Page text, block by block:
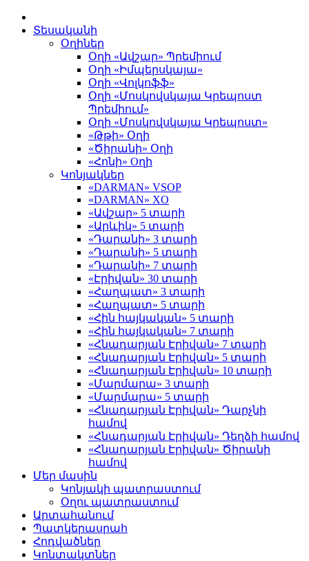
Տեսականի
Օղիներ
Օղի «Ավշար» Պրեմիում
Օղի «Իմպերսկայա»
Օղի «Վոլկոֆֆ»
Օղի «Մոսկովսկայա Կրեպոստ
Պրեմիում»
Օղի «Մոսկովսկայա Կրեպոստ»
«Թթի» Օղի
«Ծիրանի» Օղի
«Հոնի» Оղի
Կոնյակներ
«DARMAN» VSOP
«DARMAN» XO
«Ավշար» 5 տարի
«Արևիկ» 5 տարի
«Դարանի» 3 տարի
«Դարանի» 5 տարի
«Դարանի» 7 տարի
«Էրիվան» 30 տարի
«Հաղպատ» 3 տարի
«Հաղպատ» 5 տարի
«Հին հայկական» 5 տարի
«Հին հայկական» 7 տարի
«Հնադարյան Էրիվան» 7 տարի
«Հնադարյան Էրիվան» 5 տարի
«Հնադարյան Էրիվան» 10 տարի
«Մարմարա» 3 տարի
«Մարմարա» 5 տարի
«Հնադարյան Էրիվան» Դարչնի
համով
«Հնադարյան Էրիվան» Դեղձի համով
«Հնադարյան Էրիվան» Ծիրանի
համով
Մեր մասին
Կոնյակի պատրաստում
Օղու պատրաստում
Արտահանում
Պատկերասրահ
Հոդվածներ
Կոնտակտներ